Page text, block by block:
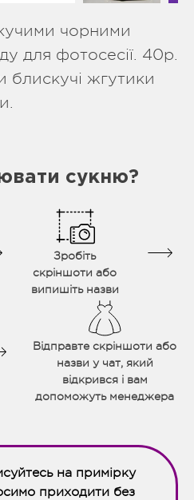
чорними
для фотосесії. 40р.
жгутики
сукню?
Зробіть
скріншоти або
випишіть назви
Відправте скріншоти або
назви у чат, який
відкрився і вам
допоможуть менеджера
на примірку
приходити без